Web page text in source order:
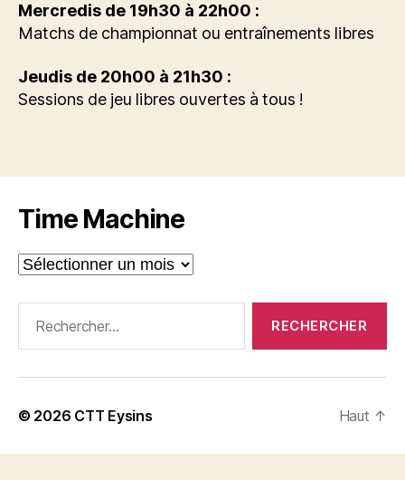
Mercredis de 19h30 à 22h00 :
Matchs de championnat ou entraînements libres
Jeudis de 20h00 à 21h30 :
Sessions de jeu libres ouvertes à tous !
Time Machine
Time
Machine
© 2026 CTT Eysins Haut ↑